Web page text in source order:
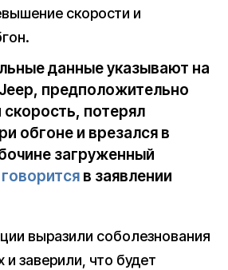
скорости и
данные указывают на
предположительно
потерял
обгоне и врезался в
загруженный
говорится в заявлении
выразили соболезнования
заверили, что будет